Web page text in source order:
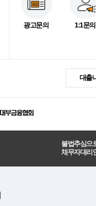
광고문의 1:1문의
대출
불법추심으
채무자대리